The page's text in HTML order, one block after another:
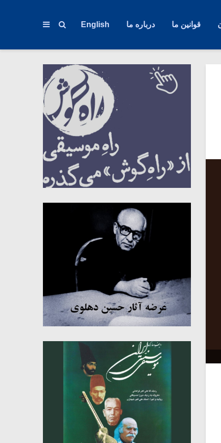
قوانین ما درباره ما English
میکلوش روژا